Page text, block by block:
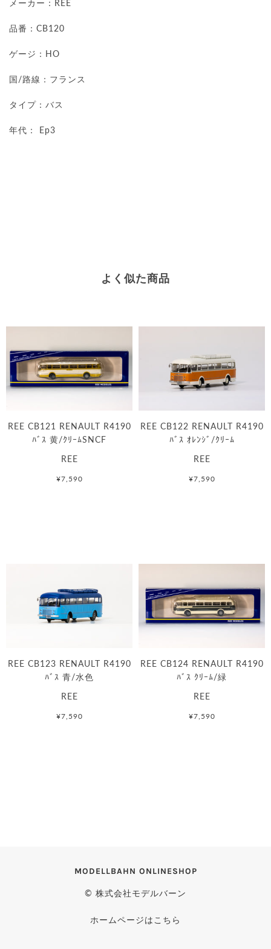
メーカー：REE
品番：CB120
ゲージ：HO
国/路線：フランス
タイプ：バス
年代： Ep3
よく似た商品
REE CB121 RENAULT R4190
ﾊﾞｽ 黄/ｸﾘｰﾑSNCF
REE
¥7,590
REE CB122 RENAULT R4190
ﾊﾞｽ ｵﾚﾝｼﾞ/ｸﾘｰﾑ
REE
¥7,590
REE CB123 RENAULT R4190
ﾊﾞｽ 青/水色
REE
¥7,590
REE CB124 RENAULT R4190
ﾊﾞｽ ｸﾘｰﾑ/緑
REE
¥7,590
MODELLBAHN ONLINESHOP
© 株式会社モデルバーン
ホームページはこちら